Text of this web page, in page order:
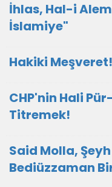
İhlas, Hal-i
İslamiye"
Hakiki Meşveret!
CHP'nin Hali
Titremek!
Said Molla,
Bediüzzaman